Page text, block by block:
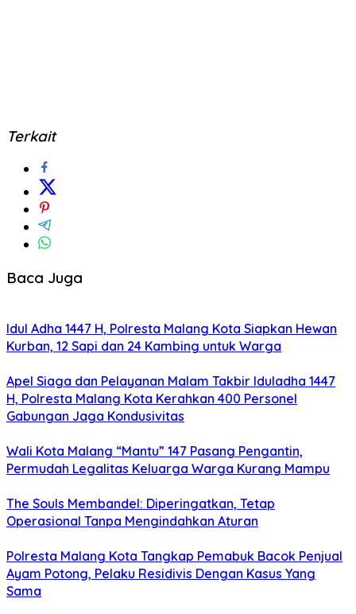
Terkait
Baca Juga
Idul Adha 1447 H, Polresta Malang Kota Siapkan Hewan
Kurban, 12 Sapi dan 24 Kambing untuk Warga
Apel Siaga dan Pelayanan Malam Takbir Iduladha 1447
H, Polresta Malang Kota Kerahkan 400 Personel
Gabungan Jaga Kondusivitas
Wali Kota Malang “Mantu” 147 Pasang Pengantin,
Permudah Legalitas Keluarga Warga Kurang Mampu
The Souls Membandel: Diperingatkan, Tetap
Operasional Tanpa Mengindahkan Aturan
Polresta Malang Kota Tangkap Pemabuk Bacok Penjual
Ayam Potong, Pelaku Residivis Dengan Kasus Yang
Sama